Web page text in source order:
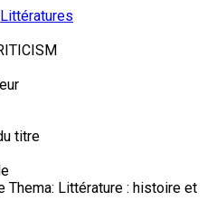
Littératures
titre
Thema: Littérature : histoire et